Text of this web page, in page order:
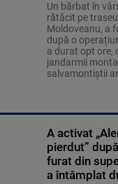
Un bărbat în
rătăcit pe
Moldoveanu, a
după o
a durat opt ore,
jandarmii
salvamontiștii
A activat
pierdut”
furat din
a întâmplat